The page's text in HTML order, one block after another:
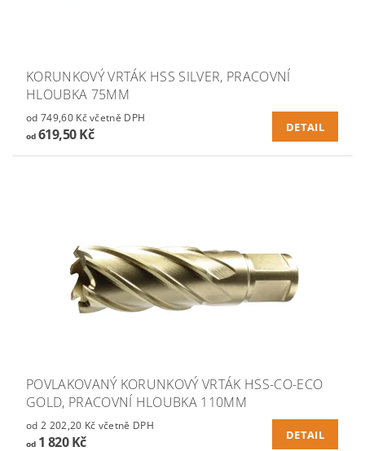
KORUNKOVÝ VRTÁK HSS SILVER, PRACOVNÍ
HLOUBKA 75MM
od 749,60 Kč včetně DPH
od619,50 Kč DETAIL
POVLAKOVANÝ KORUNKOVÝ VRTÁK HSS-CO-ECO
GOLD, PRACOVNÍ HLOUBKA 110MM
od 2 202,20 Kč včetně DPH
od1 820 Kč DETAIL